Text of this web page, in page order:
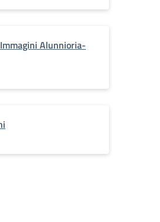
Alunnioria-